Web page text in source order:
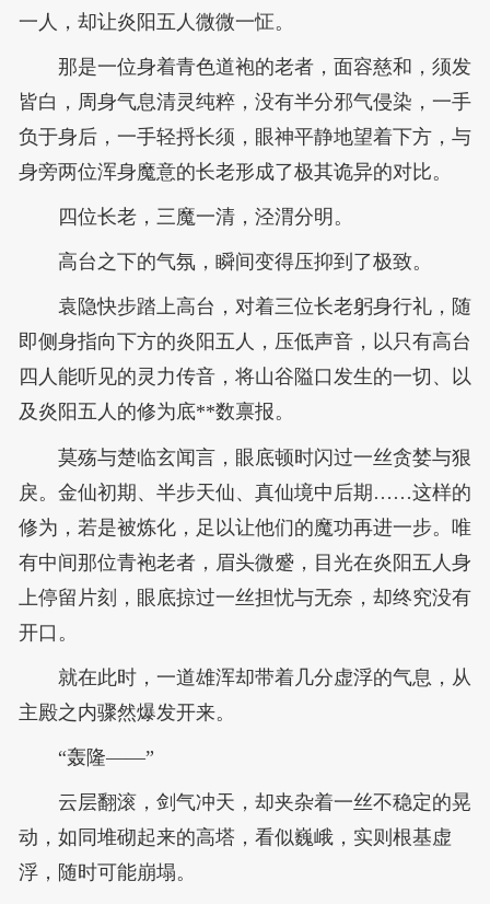
一人，却让炎阳五人微微一怔。
那是一位身着青色道袍的老者，面容慈和，须发
皆白，周身气息清灵纯粹，没有半分邪气侵染，一手
负于身后，一手轻捋长须，眼神平静地望着下方，与
身旁两位浑身魔意的长老形成了极其诡异的对比。
四位长老，三魔一清，泾渭分明。
高台之下的气氛，瞬间变得压抑到了极致。
袁隐快步踏上高台，对着三位长老躬身行礼，随
即侧身指向下方的炎阳五人，压低声音，以只有高台
四人能听见的灵力传音，将山谷隘口发生的一切、以
及炎阳五人的修为底**数禀报。
莫殇与楚临玄闻言，眼底顿时闪过一丝贪婪与狠
戾。金仙初期、半步天仙、真仙境中后期……这样的
修为，若是被炼化，足以让他们的魔功再进一步。唯
有中间那位青袍老者，眉头微蹙，目光在炎阳五人身
上停留片刻，眼底掠过一丝担忧与无奈，却终究没有
开口。
就在此时，一道雄浑却带着几分虚浮的气息，从
主殿之内骤然爆发开来。
“轰隆——”
云层翻滚，剑气冲天，却夹杂着一丝不稳定的晃
动，如同堆砌起来的高塔，看似巍峨，实则根基虚
浮，随时可能崩塌。